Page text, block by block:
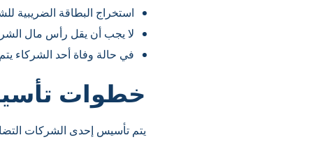
استخراج البطاقة الضريبية
لا يجب أن يقل رأس مال الشركة عند
في حالة وفاة أحد الشركاء
خطوات
يتم تأسيس إحدى الشركات